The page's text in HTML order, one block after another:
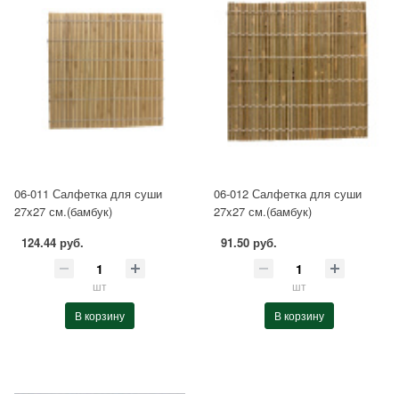
06-011 Салфетка для суши
27x27 см.(бамбук)
124.44 руб.
шт
В корзину
06-012 Салфетка для суши
27x27 см.(бамбук)
91.50 руб.
шт
В корзину